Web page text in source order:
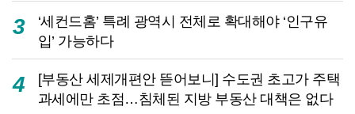
3
‘세컨드홈’ 특례 광역시 전체로 확대해야 ‘인구유
입’ 가능하다
4
[부동산 세제개편안 뜯어보니] 수도권 초고가 주택
과세에만 초점…침체된 지방 부동산 대책은 없다